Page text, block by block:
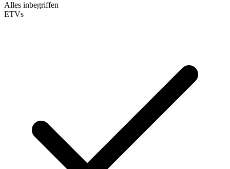
Alles inbegriffen
ETVs